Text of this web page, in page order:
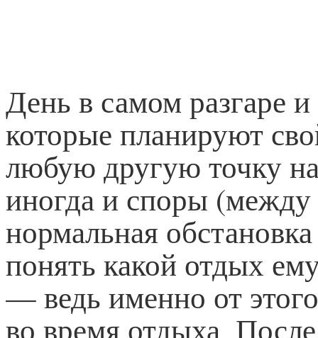
День в самом разгаре
которые планируют
любую другую точку
иногда и споры (между
нормальная
понять какой отдых
— ведь именно от
во время отдыха.